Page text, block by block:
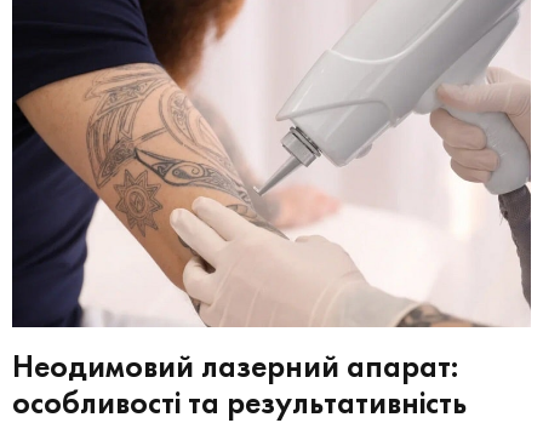
Неодимовий лазерний апарат:
особливості та результативність